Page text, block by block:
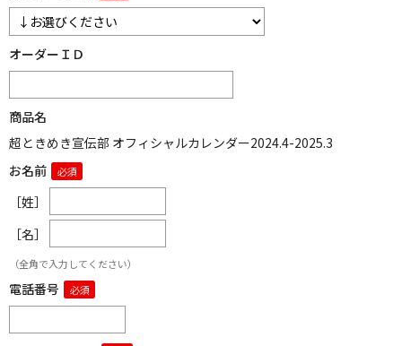
オーダーＩＤ
商品名
超ときめき宣伝部 オフィシャルカレンダー2024.4-2025.3
お名前
［姓］
［名］
（全角で入力してください）
電話番号